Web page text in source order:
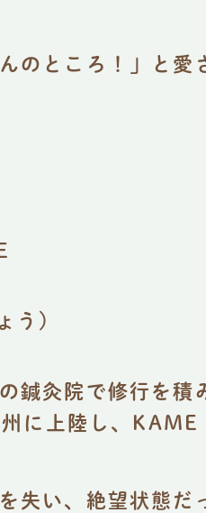
のところ！」と
う)
鍼灸院で修行を
に上陸し、
失い、絶望状態